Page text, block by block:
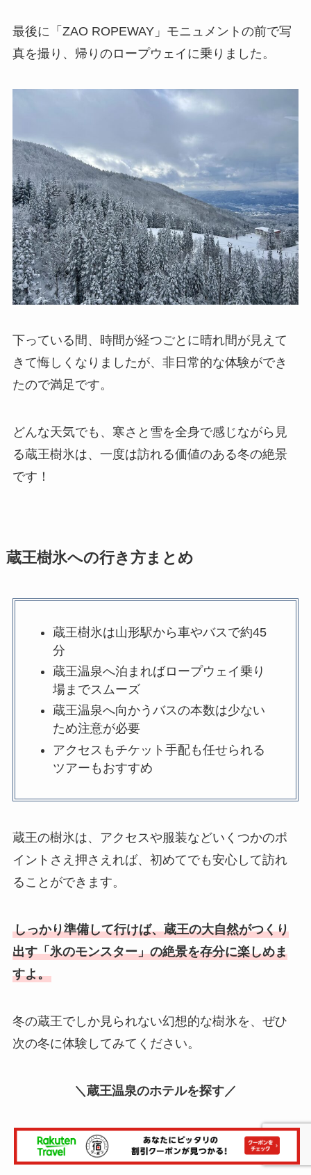
最後に「ZAO ROPEWAY」モニュメントの前で写
真を撮り、帰りのロープウェイに乗りました。
下っている間、時間が経つごとに晴れ間が見えて
きて悔しくなりましたが、非日常的な体験ができ
たので満足です。
どんな天気でも、寒さと雪を全身で感じながら見
る蔵王樹氷は、一度は訪れる価値のある冬の絶景
です！
蔵王樹氷への行き方まとめ
蔵王樹氷は山形駅から車やバスで約45
分
蔵王温泉へ泊まればロープウェイ乗り
場までスムーズ
蔵王温泉へ向かうバスの本数は少ない
ため注意が必要
アクセスもチケット手配も任せられる
ツアーもおすすめ
蔵王の樹氷は、アクセスや服装などいくつかのポ
イントさえ押さえれば、初めてでも安心して訪れ
ることができます。
しっかり準備して行けば、蔵王の大自然がつくり
出す「氷のモンスター」の絶景を存分に楽しめま
すよ。
冬の蔵王でしか見られない幻想的な樹氷を、ぜひ
次の冬に体験してみてください。
＼蔵王温泉のホテルを探す／